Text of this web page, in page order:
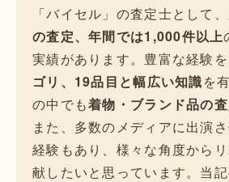
「バイセル」の査定士として、
の査定、年間では1,000件以上
実績があります。豊富な経験
ゴリ、19品目と幅広い知識を
の中でも着物・ブランド品の
また、多数のメディアに出演
経験もあり、様々な角度から
献したいと思っています。当